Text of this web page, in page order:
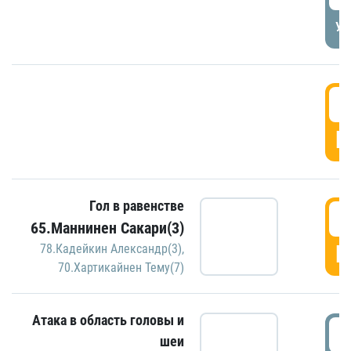
Гол в равенстве
65.Маннинен Сакари(3)
78.Кадейкин Александр(3),
70.Хартикайнен Тему(7)
Атака в область головы и
шеи